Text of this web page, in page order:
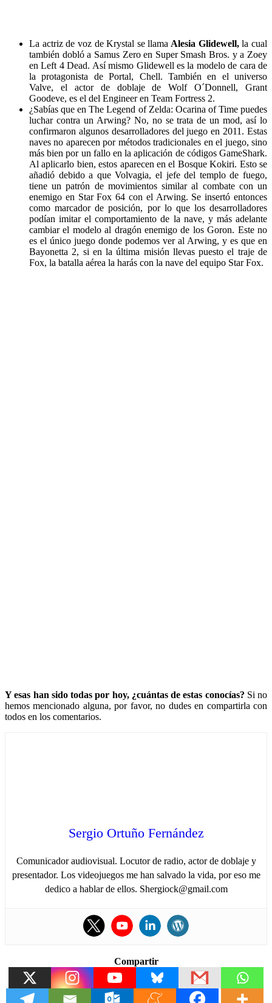
La actriz de voz de Krystal se llama Alesia Glidewell,la cual
también dobló a Samus Zero en Super Smash Bros. y a Zoey
en Left 4 Dead. Así mismo Glidewell es la modelo de cara de
la protagonista de Portal, Chell. También en el universo
Valve, el actor de doblaje de Wolf O´Donnell, Grant
Goodeve, es el del Engineer en Team Fortress 2.
¿Sabías que en The Legend of Zelda: Ocarina of Time puedes
luchar contra un Arwing? No, no se trata de un mod, así lo
confirmaron algunos desarrolladores del juego en 2011. Estas
naves no aparecen por métodos tradicionales en el juego, sino
más bien por un fallo en la aplicación de códigos GameShark.
Al aplicarlo bien, estos aparecen en el Bosque Kokiri. Esto se
añadió debido a que Volvagia, el jefe del templo de fuego,
tiene un patrón de movimientos similar al combate con un
enemigo en Star Fox 64 con el Arwing. Se insertó entonces
como marcador de posición, por lo que los desarrolladores
podían imitar el comportamiento de la nave, y más adelante
cambiar el modelo al dragón enemigo de los Goron. Este no
es el único juego donde podemos ver al Arwing, y es que en
Bayonetta 2, si en la última misión llevas puesto el traje de
Fox, la batalla aérea la harás con la nave del equipo Star Fox.
Y esas han sido todas por hoy, ¿cuántas de estas conocías? Si no
hemos mencionado alguna, por favor, no dudes en compartirla con
todos en los comentarios.
Sergio Ortuño Fernández
Comunicador audiovisual. Locutor de radio, actor de doblaje y
presentador. Los videojuegos me han salvado la vida, por eso me
dedico a hablar de ellos. Shergiock@gmail.com
Compartir